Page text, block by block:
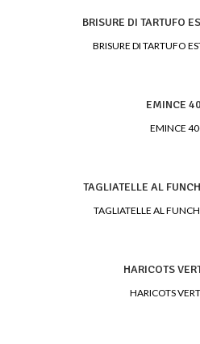
BRISURE DI TARTUFO
BRISURE DI TARTUFO
EMINCE
EMINCE
TAGLIATELLE AL
TAGLIATELLE AL
HARICOTS
HARICOTS